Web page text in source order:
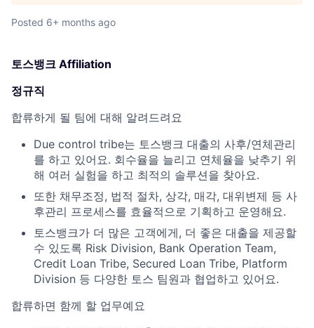
Posted 6+ months ago
토스뱅크 Affiliation
정규직
합류하게 될 팀에 대해 알려드려요
Due control tribe는 토스뱅크 대출의 사후/연체관리
를 하고 있어요. 회수율을 늘리고 연체율을 낮추기 위
해 여러 실험을 하고 최적의 솔루션을 찾아요.
또한 채무조정, 법적 절차, 상각, 매각, 대위변제 등 사
후관리 프로세스를 효율적으로 기획하고 운영해요.
토스뱅크가 더 많은 고객에게, 더 좋은 대출을 제공할
수 있도록 Risk Division, Bank Operation Team,
Credit Loan Tribe, Secured Loan Tribe, Platform
Division 등 다양한 토스 팀원과 협업하고 있어요.
합류하면 함께 할 업무예요